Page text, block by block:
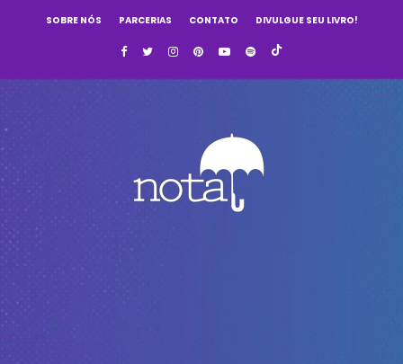
SOBRE NÓS PARCERIAS CONTATO DIVULGUE SEU LIVRO!